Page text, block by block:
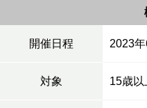
開催日程 2023年
対象 15歳以